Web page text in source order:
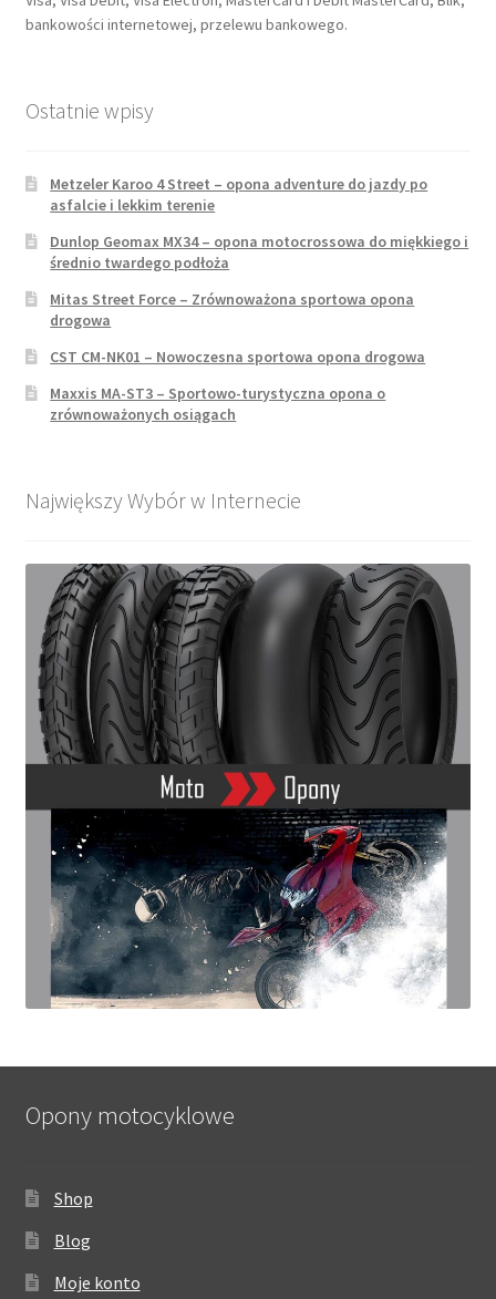
bankowości internetowej, przelewu bankowego.
Ostatnie wpisy
Metzeler Karoo 4 Street – opona adventure do jazdy po
asfalcie i lekkim terenie
Dunlop Geomax MX34 – opona motocrossowa do miękkiego i
średnio twardego podłoża
Mitas Street Force – Zrównoważona sportowa opona
drogowa
CST CM-NK01 – Nowoczesna sportowa opona drogowa
Maxxis MA-ST3 – Sportowo-turystyczna opona o
zrównoważonych osiągach
Największy Wybór w Internecie
Opony motocyklowe
Shop
Blog
Moje konto